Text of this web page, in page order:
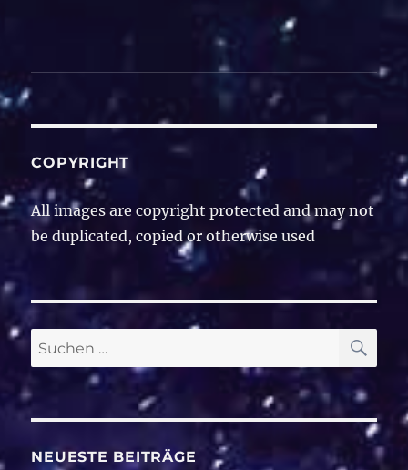
COPYRIGHT
All images are copyright protected and may not
be duplicated, copied or otherwise used
Suche
nach:
NEUESTE BEITRÄGE